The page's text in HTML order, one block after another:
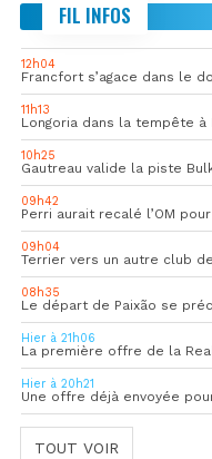
FIL INFOS
12h04
Francfort s’agace dans le
11h13
Longoria dans la tempête à
10h25
Gautreau valide la piste
09h42
Perri aurait recalé l’OM
09h04
Terrier vers un autre club de
08h35
Le départ de Paixão se
Hier à 21h06
Hier à 20h21
Une offre déjà envoyée
TOUT VOIR